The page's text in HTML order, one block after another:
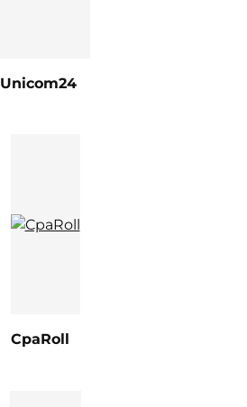
Unicom24
CpaRoll